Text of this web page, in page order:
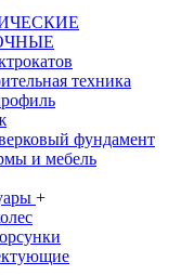
техника
фундамент
и мебель
+